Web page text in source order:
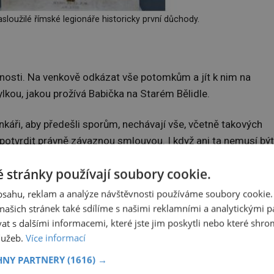
římské legionáře historicky první důchody.
Na venkově odkázat vše potomkům a jít k nim na
jakou prožívá Babička na Starém Bělidle.
aby předešli sporům, nechávají vše, včetně takových
právně závaznou smlouvou. I když ani ta nemusí být
na oplátku za péči hlídají děti. Ti, kteří nikoho nemají,
chudobinci nebo chorobinci.
velkých městech všech zemích rakouské monarchie
stránky používají soubory cookie.
reklam a analýze návštěvnosti používáme soubory
stránek také sdílíme s našimi reklamními a analytickými
s dalšími informacemi, které jste jim poskytli nebo které
Více informací
PARTNERY (1616) →